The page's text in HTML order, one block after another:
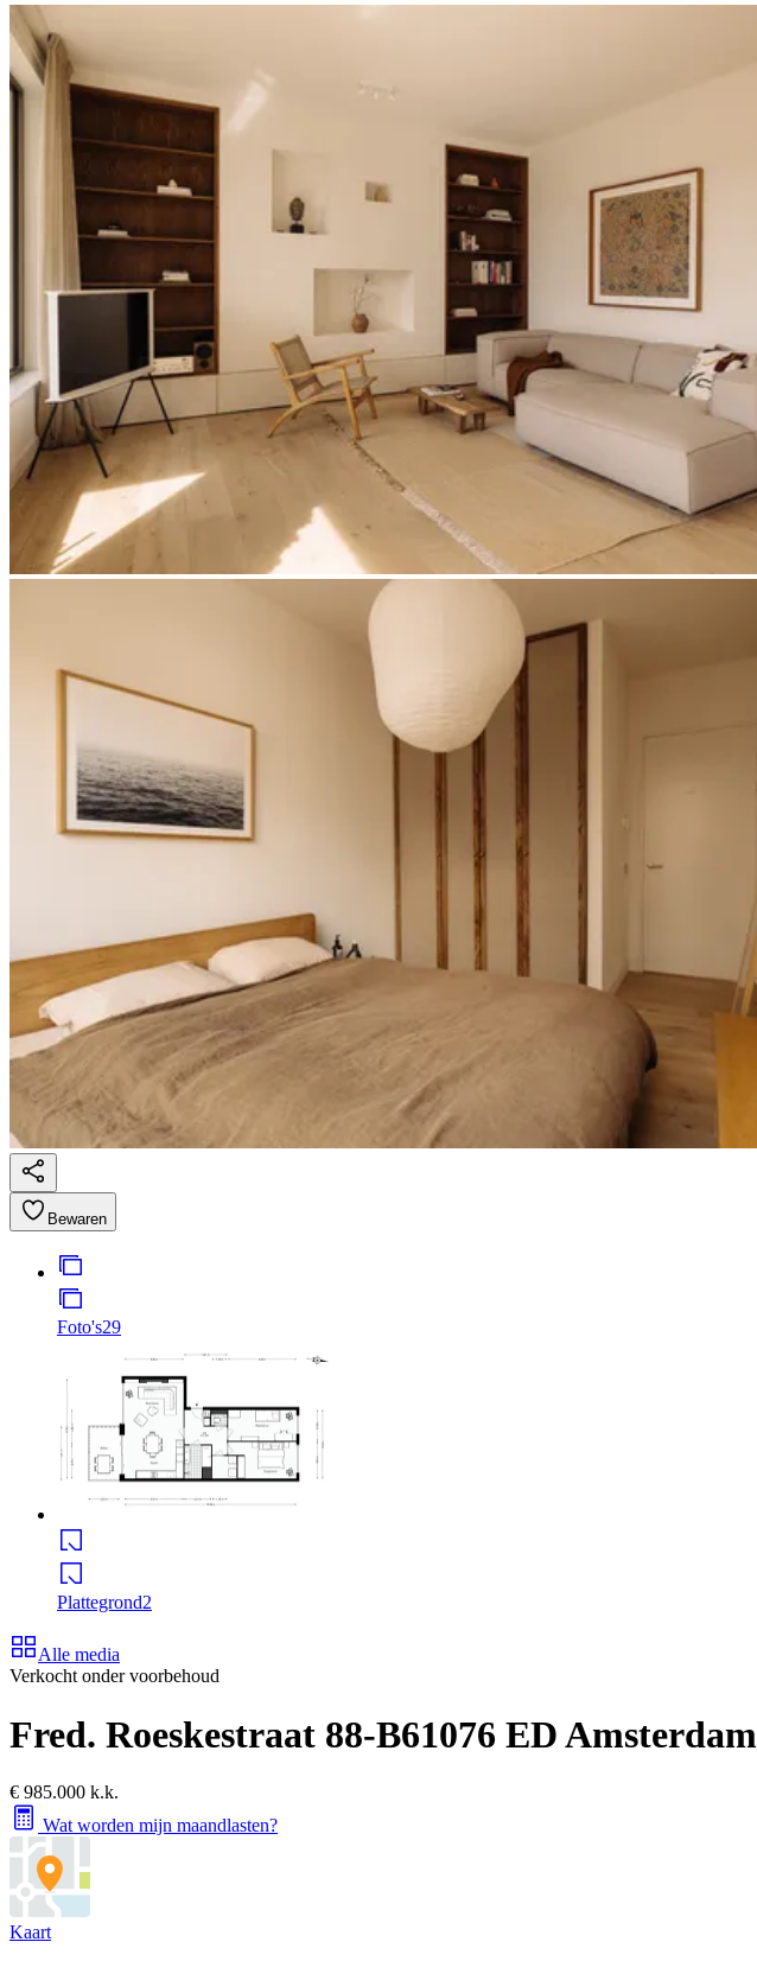
Bewaren
Foto's29
Plattegrond2
Alle media
Verkocht onder voorbehoud
Fred. Roeskestraat 88-B61076 ED Amsterdam
€ 985.000 k.k.
Wat worden mijn maandlasten?
Kaart